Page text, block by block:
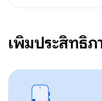
เพิ่มประสิทธิ